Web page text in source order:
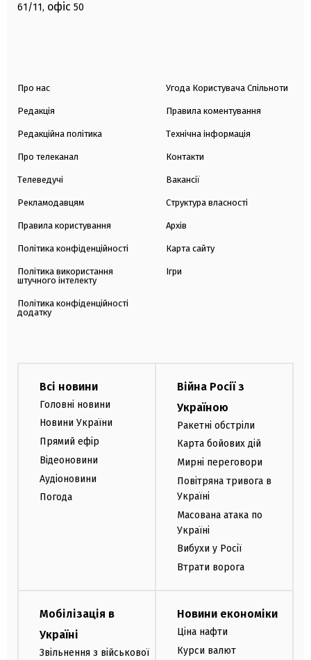
61/11, офіс 50
Про нас
Редакція
Редакційна політика
Про телеканал
Телеведучі
Рекламодавцям
Правила користування
Політика конфіденційності
Політика використання
штучного інтелекту
Політика конфіденційності
додатку
Угода Користувача Спільноти
Правила коментування
Технічна інформація
Контакти
Вакансії
Структура власності
Архів
Карта сайту
Ігри
Всі новини
Головні новини
Новини України
Прямий ефір
Відеоновини
Аудіоновини
Погода
Війна Росії з
Україною
Ракетні обстріли
Карта бойових дій
Мирні переговори
Повітряна тривога в
Україні
Масована атака по
Україні
Вибухи у Росії
Втрати ворога
Мобілізація в
Україні
Звільнення з військової
Новини економіки
Ціна нафти
Курси валют